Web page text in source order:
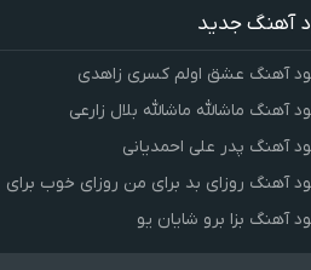
آهنگ جدید
آهنگ عشق اولم کسری زاهدی
آهنگ ماشالله ماشالله بلال زارعی
آهنگ پدر علی احمدیانی
آهنگ روزای بد برای من روزای خوب برای
آهنگ بزا برو شایان یو